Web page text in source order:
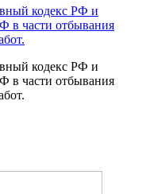
кодекс РФ и
в части отбывания
кодекс РФ и
в части отбывания